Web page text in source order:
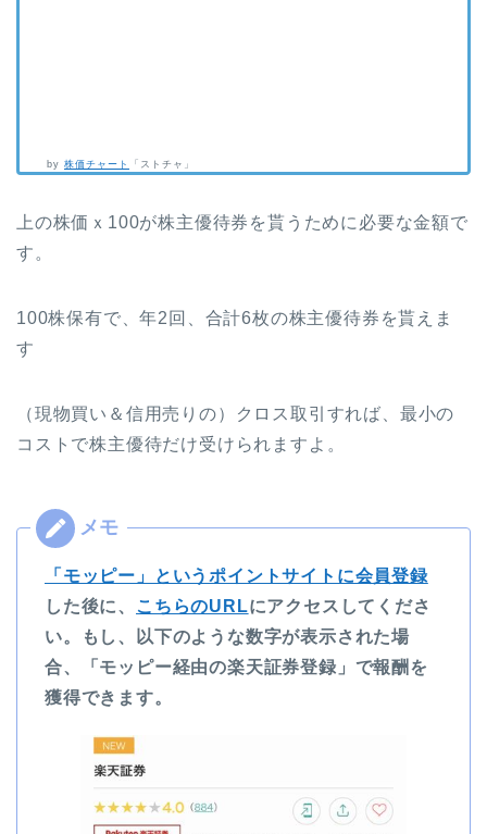
by 株価チャート 「ストチャ」
上の株価ｘ100が株主優待券を貰うために必要な金額で
す。
100株保有で、年2回、合計6枚の株主優待券を貰えま
す
（現物買い＆信用売りの）クロス取引すれば、最小の
コストで株主優待だけ受けられますよ。
「モッピー」というポイントサイトに会員登録
した後に、
こちらのURLにアクセスしてくださ
い。もし、以下のような数字が表示された場
合、「モッピー経由の楽天証券登録」で報酬を
獲得できます。